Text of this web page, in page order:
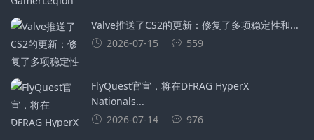
Valve推送了CS2的更新：修复了多项稳定性和...
2026-07-15
559
FlyQuest官宣，将在DFRAG HyperX
Nationals...
2026-07-14
976